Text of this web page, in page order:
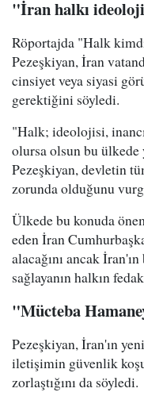
"İran halkı
Röportajda "Halk
Pezeşkiyan, İran
cinsiyet veya siyasi
gerektiğini söyledi.
"Halk; ideolojisi,
olursa olsun bu ülkede
Pezeşkiyan, devletin
zorunda olduğunu
Ülkede bu konuda
eden İran
alacağını ancak
sağlayanın halkın
"Mücteba
Pezeşkiyan, İran'ın
iletişimin güvenlik
zorlaştığını da söyledi.